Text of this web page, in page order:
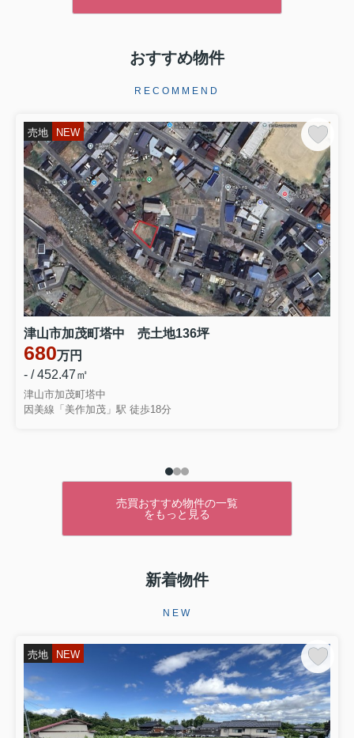
おすすめ物件
RECOMMEND
売地 NEW
津山市加茂町塔中 売土地136坪
680万円
- / 452.47㎡
津山市加茂町塔中
因美線「美作加茂」駅 徒歩18分
売買おすすめ物件の一覧
をもっと見る
新着物件
NEW
売地 NEW